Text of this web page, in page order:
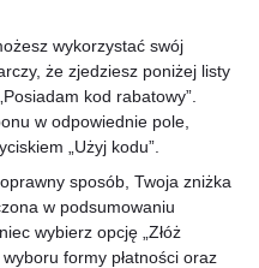
wykorzystać swój
że zjedziesz poniżej listy
kod rabatowy”.
w odpowiednie pole,
„Użyj kodu”.
sposób, Twoja zniżka
w podsumowaniu
wybierz opcję „Złóż
formy płatności oraz